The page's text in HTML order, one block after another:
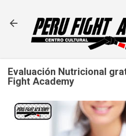
Evaluación Nutricional
Fight Academy